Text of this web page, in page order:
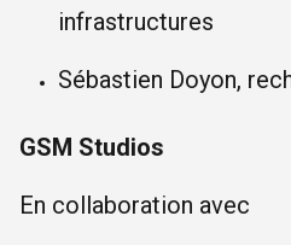
infrastructures
Sébastien Doyon,
GSM Studios
En collaboration avec